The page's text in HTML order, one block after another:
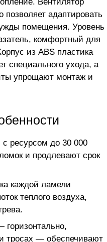
адаптировать
помещения. Уровень
комфортный для
из ABS пластика
специального ухода, а
упрощают монтаж и
ресурсом до 30 000
и продлевают срок
каждой ламели
теплого воздуха,
горизонтально,
тросах — обеспечивают